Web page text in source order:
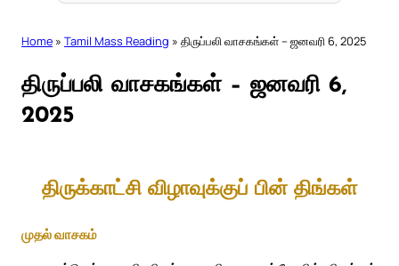
Home » Tamil Mass Reading » திருப்பலி வாசகங்கள் – ஜனவரி 6, 2025
திருப்பலி வாசகங்கள் – ஜனவரி 6,
2025
திருக்காட்சி விழாவுக்குப் பின் திங்கள்
முதல் வாசகம்